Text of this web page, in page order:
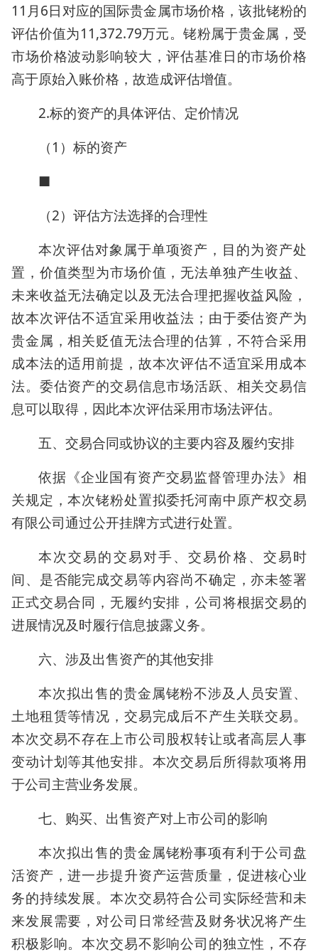
11月6日对应的国际贵金属市场价格，该批铑粉的
评估价值为11,372.79万元。铑粉属于贵金属，受
市场价格波动影响较大，评估基准日的市场价格
高于原始入账价格，故造成评估增值。
2.标的资产的具体评估、定价情况
（1）标的资产
■
（2）评估方法选择的合理性
本次评估对象属于单项资产，目的为资产处
置，价值类型为市场价值，无法单独产生收益、
未来收益无法确定以及无法合理把握收益风险，
故本次评估不适宜采用收益法；由于委估资产为
贵金属，相关贬值无法合理的估算，不符合采用
成本法的适用前提，故本次评估不适宜采用成本
法。委估资产的交易信息市场活跃、相关交易信
息可以取得，因此本次评估采用市场法评估。
五、交易合同或协议的主要内容及履约安排
依据《企业国有资产交易监督管理办法》相
关规定，本次铑粉处置拟委托河南中原产权交易
有限公司通过公开挂牌方式进行处置。
本次交易的交易对手、交易价格、交易时
间、是否能完成交易等内容尚不确定，亦未签署
正式交易合同，无履约安排，公司将根据交易的
进展情况及时履行信息披露义务。
六、涉及出售资产的其他安排
本次拟出售的贵金属铑粉不涉及人员安置、
土地租赁等情况，交易完成后不产生关联交易。
本次交易不存在上市公司股权转让或者高层人事
变动计划等其他安排。本次交易后所得款项将用
于公司主营业务发展。
七、购买、出售资产对上市公司的影响
本次拟出售的贵金属铑粉事项有利于公司盘
活资产，进一步提升资产运营质量，促进核心业
务的持续发展。本次交易符合公司实际经营和未
来发展需要，对公司日常经营及财务状况将产生
积极影响。本次交易不影响公司的独立性，不存